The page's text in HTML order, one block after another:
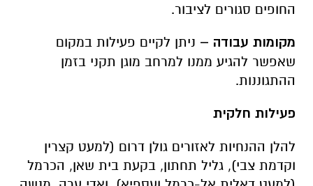
החופים סגורים לציבור.
מקומות עבודה – ניתן לקיים פעילות במקום
שאפשר להגיע ממנו למרחב מוגן תקני בזמן
ההתגוננות.
פעילות חלקית
להלן ההנחיות לאזורים גולן דרום (למעט קצרין
וקדמת צבי), גליל תחתון, בקעת בית שאן, הכרמל